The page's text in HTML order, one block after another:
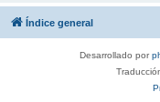
Índice general
Desarrollado por